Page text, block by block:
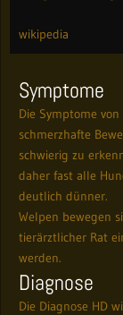
wikipedia
Symptome
Die Symptome
schmerzhafte
schwierig zu
daher fast alle
deutlich dünner.
Welpen bewegen
tierärztlicher Rat
werden.
Diagnose
Die Diagnose HD